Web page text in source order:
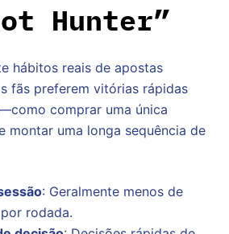
Hunter”
hábitos reais de apostas
fãs preferem vitórias rápidas
comprar uma única
montar uma longa sequência de
: Geralmente menos de
rodada.